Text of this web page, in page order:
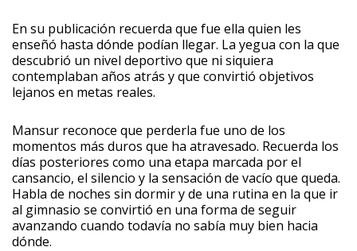
En su publicación recuerda que fue ella quien les
enseñó hasta dónde podían llegar. La yegua con la que
descubrió un nivel deportivo que ni siquiera
contemplaban años atrás y que convirtió objetivos
lejanos en metas reales.
Mansur reconoce que perderla fue uno de los
momentos más duros que ha atravesado. Recuerda los
días posteriores como una etapa marcada por el
cansancio, el silencio y la sensación de vacío que queda.
Habla de noches sin dormir y de una rutina en la que ir
al gimnasio se convirtió en una forma de seguir
avanzando cuando todavía no sabía muy bien hacia
dónde.